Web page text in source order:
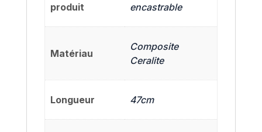
produit
encastrable
Matériau
Composite
Ceralite
Longueur 47cm